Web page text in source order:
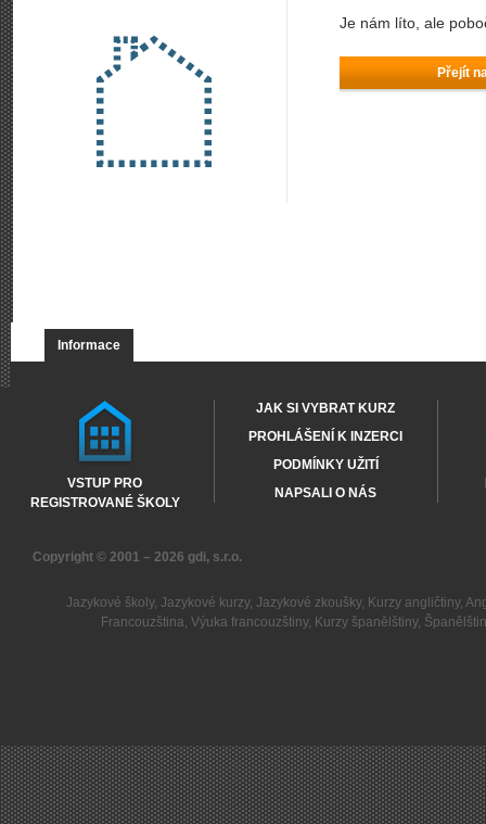
Je nám líto, ale
Přejít
Informace
VSTUP PRO
REGISTROVANÉ ŠKOLY
JAK SI VYBRAT KURZ
PROHLÁŠENÍ K INZERCI
PODMÍNKY UŽITÍ
NAPSALI O NÁS
Copyright © 2001 – 2026 gdi, s.r.o.
Jazykové školy, Jazykové kurzy, Jazykové zkoušky, Kurzy angličtiny,
Francouzština,Výuka francouzštiny, Kurzy španělštiny,